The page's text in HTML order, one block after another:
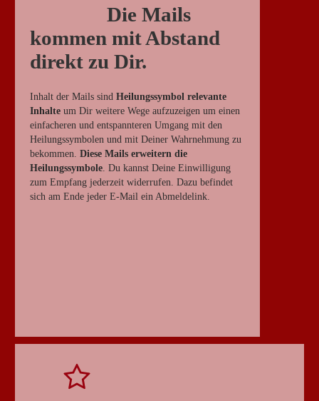
Die Mails
kommen mit Abstand
direkt zu Dir.
Inhalt der Mails sind Heilungssymbol relevante
Inhalte um Dir weitere Wege aufzuzeigen um einen
einfacheren und entspannteren Umgang mit den
Heilungssymbolen und mit Deiner Wahrnehmung zu
bekommen. Diese Mails erweitern die
Heilungssymbole. Du kannst Deine Einwilligung
zum Empfang jederzeit widerrufen. Dazu befindet
sich am Ende jeder E-Mail ein Abmeldelink.